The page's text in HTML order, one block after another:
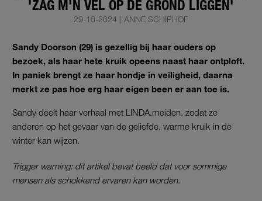
'ZAG M'N VEL OP DE GROND LIGGEN'
29-10-2024 | ANNE SCHIPHOF
Sandy Doorson (29) is gezellig bij haar ouders op
bezoek, als haar hete kruik opeens naast haar ontploft.
In paniek brengt ze haar hondje in veiligheid, daarna
merkt ze pas hoe erg haar eigen been er aan toe is.
Sandy deelt haar verhaal met LINDA.meiden, zodat ze
anderen op het gevaar van de geliefde, warme kruik in de
winter kan wijzen.
Trigger warning: dit artikel bevat beeld dat voor sommige
mensen als schokkend ervaren kan worden.